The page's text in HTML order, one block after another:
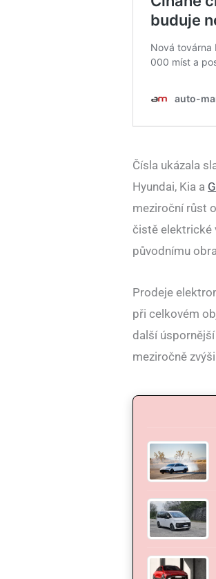
Čísla ukázala
Hyundai, Kia a
meziroční růst
čistě elektrické
původnímu
Prodeje
při celkovém
další
meziročně